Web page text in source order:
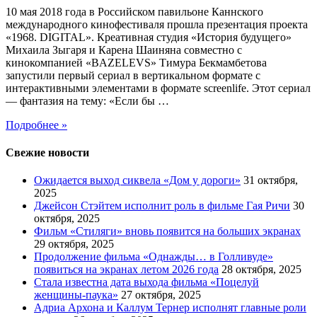
10 мая 2018 года в Российском павильоне Каннского
международного кинофестиваля прошла презентация проекта
«1968. DIGITAL». Креативная студия «История будущего»
Михаила Зыгаря и Карена Шаиняна совместно с
кинокомпанией «BAZELEVS» Тимура Бекмамбетова
запустили первый сериал в вертикальном формате с
интерактивными элементами в формате screenlife. Этот сериал
— фантазия на тему: «Если бы …
Подробнее »
Свежие новости
Ожидается выход сиквела «Дом у дороги» 31 октября,
2025
Джейсон Стэйтем исполнит роль в фильме Гая Ричи 30
октября, 2025
Фильм «Стиляги» вновь появится на больших экранах
29 октября, 2025
Продолжение фильма «Однажды… в Голливуде»
появиться на экранах летом 2026 года 28 октября, 2025
Стала известна дата выхода фильма «Поцелуй
женщины-паука» 27 октября, 2025
Адриа Архона и Каллум Тернер исполнят главные роли